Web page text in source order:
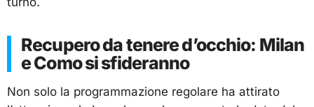
Recupero da tenere d’occhio: Milan
e Como si sfideranno
Non solo la programmazione regolare ha attirato